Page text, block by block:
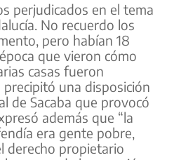
perjudicados en el tema
No recuerdo los
pero habían 18
que vieron cómo
casas fueron
una disposición
de Sacaba que provocó
además que “la
era gente pobre,
derecho propietario